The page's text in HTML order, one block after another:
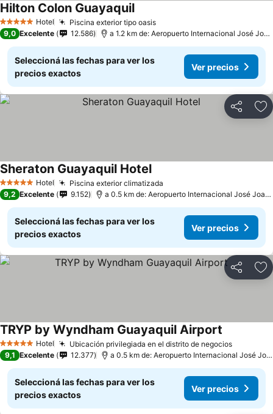
5 Estrellas Hotel Piscina exterior tipo oasis
Hilton Colon Guayaquil
9,0 Excelente 12.586 a 1.2 km de: Aeropuerto Internacional José Joaquín de Olmedo
Seleccioná las fechas para ver los
precios exactos
Ver precios
Compartir
5 Estrellas Hotel Piscina exterior climatizada
Sheraton Guayaquil Hotel
9,2 Excelente 9.152 a 0.5 km de: Aeropuerto Internacional José Joaquín de Olmedo
Seleccioná las fechas para ver los
precios exactos
Ver precios
Compartir
5 Estrellas Hotel Ubicación privilegiada en el distrito de negocios
TRYP by Wyndham Guayaquil Airport
9,1 Excelente 12.377 a 0.5 km de: Aeropuerto Internacional José Joaquín de Olmedo
Seleccioná las fechas para ver los
precios exactos
Ver precios